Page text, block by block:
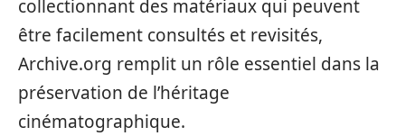
collectionnant des matériaux qui peuvent
être facilement consultés et revisités,
Archive.org remplit un rôle essentiel dans la
préservation de l’héritage
cinématographique.